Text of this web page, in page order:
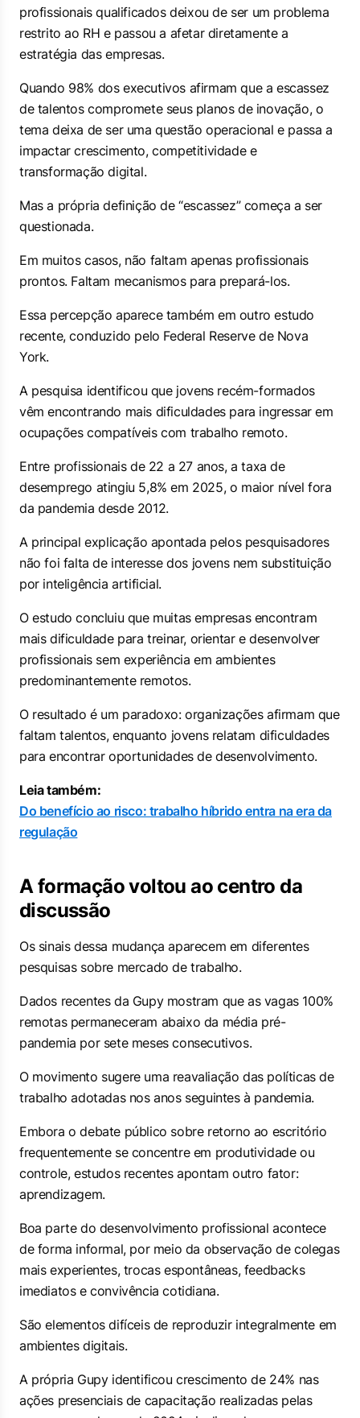
profissionais qualificados deixou de ser um problema
restrito ao RH e passou a afetar diretamente a
estratégia das empresas.
Quando 98% dos executivos afirmam que a escassez
de talentos compromete seus planos de inovação, o
tema deixa de ser uma questão operacional e passa a
impactar crescimento, competitividade e
transformação digital.
Mas a própria definição de “escassez” começa a ser
questionada.
Em muitos casos, não faltam apenas profissionais
prontos. Faltam mecanismos para prepará-los.
Essa percepção aparece também em outro estudo
recente, conduzido pelo Federal Reserve de Nova
York.
A pesquisa identificou que jovens recém-formados
vêm encontrando mais dificuldades para ingressar em
ocupações compatíveis com trabalho remoto.
Entre profissionais de 22 a 27 anos, a taxa de
desemprego atingiu 5,8% em 2025, o maior nível fora
da pandemia desde 2012.
A principal explicação apontada pelos pesquisadores
não foi falta de interesse dos jovens nem substituição
por inteligência artificial.
O estudo concluiu que muitas empresas encontram
mais dificuldade para treinar, orientar e desenvolver
profissionais sem experiência em ambientes
predominantemente remotos.
O resultado é um paradoxo: organizações afirmam que
faltam talentos, enquanto jovens relatam dificuldades
para encontrar oportunidades de desenvolvimento.
Leia também:
Do benefício ao risco: trabalho híbrido entra na era da
regulação
A formação voltou ao centro da
discussão
Os sinais dessa mudança aparecem em diferentes
pesquisas sobre mercado de trabalho.
Dados recentes da Gupy mostram que as vagas 100%
remotas permaneceram abaixo da média pré-
pandemia por sete meses consecutivos.
O movimento sugere uma reavaliação das políticas de
trabalho adotadas nos anos seguintes à pandemia.
Embora o debate público sobre retorno ao escritório
frequentemente se concentre em produtividade ou
controle, estudos recentes apontam outro fator:
aprendizagem.
Boa parte do desenvolvimento profissional acontece
de forma informal, por meio da observação de colegas
mais experientes, trocas espontâneas, feedbacks
imediatos e convivência cotidiana.
São elementos difíceis de reproduzir integralmente em
ambientes digitais.
A própria Gupy identificou crescimento de 24% nas
ações presenciais de capacitação realizadas pelas